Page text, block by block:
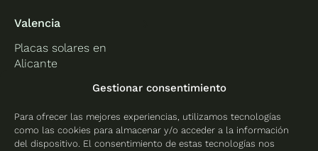
Gestionar consentimiento
Para ofrecer las mejores experiencias, utilizamos tecnologías
como las cookies para almacenar y/o acceder a la información
del dispositivo. El consentimiento de estas tecnologías nos
Valencia
Placas solares en
Alicante
Placas solares en
Placas solares en
Valencia